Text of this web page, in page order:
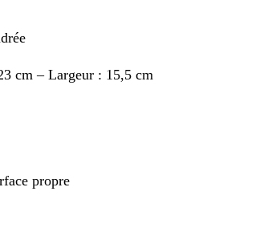
cm – Largeur : 15,5 cm
propre